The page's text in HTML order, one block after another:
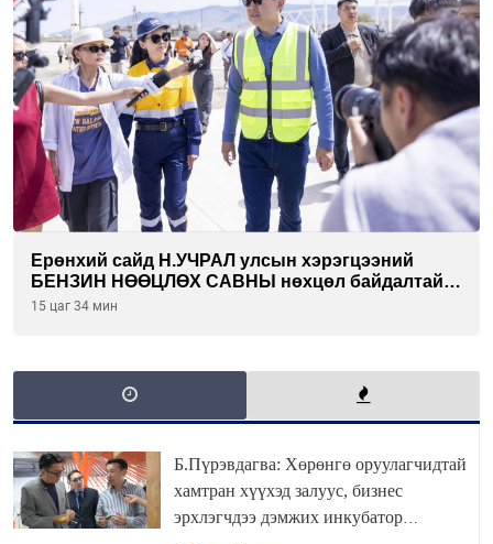
Ерөнхий сайд Н.УЧРАЛ улсын хэрэгцээний
БЕНЗИН НӨӨЦЛӨХ САВНЫ нөхцөл байдалтай
танилцлаа
15 цаг 34 мин
Б.Пүрэвдагва: Хөрөнгө оруулагчидтай
хамтран хүүхэд залуус, бизнес
эрхлэгчдээ дэмжих инкубатор